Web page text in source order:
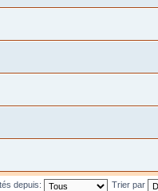
depuis: Trier par